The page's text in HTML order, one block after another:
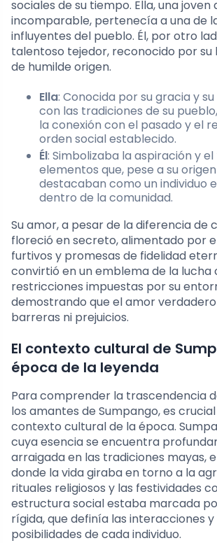
sociales de su tiempo. Ella, una joven
incomparable, pertenecía a una de
influyentes del pueblo. Él, por otro
talentoso tejedor, reconocido por su
de humilde origen.
Ella: Conocida por su gracia y
con las tradiciones de su
la conexión con el pasado y el
orden social establecido.
Él: Simbolizaba la aspiración y
elementos que, pese a su
destacaban como un individuo
dentro de la comunidad.
Su amor, a pesar de la diferencia de
floreció en secreto, alimentado por
furtivos y promesas de fidelidad
convirtió en un emblema de la lucha
restricciones impuestas por su
demostrando que el amor
barreras ni prejuicios.
El contexto cultural de
época de la leyenda
Para comprender la trascendencia
los amantes de Sumpango, es
contexto cultural de la época.
cuya esencia se encuentra
arraigada en las tradiciones mayas,
donde la vida giraba en torno a la
rituales religiosos y las festividades
estructura social estaba marcada
rígida, que definía las interacciones y
posibilidades de cada individuo.